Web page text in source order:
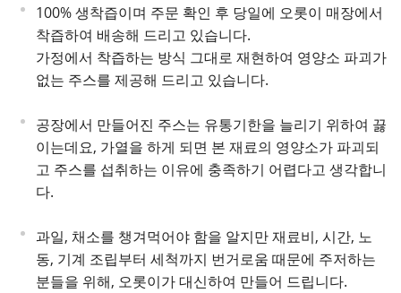
100% 생착즙이며 주문 확인 후 당일에 오롯이 매장에서
착즙하여 배송해 드리고 있습니다.
가정에서 착즙하는 방식 그대로 재현하여 영양소 파괴가
없는 주스를 제공해 드리고 있습니다.
공장에서 만들어진 주스는 유통기한을 늘리기 위하여 끓
이는데요, 가열을 하게 되면 본 재료의 영양소가 파괴되
고 주스를 섭취하는 이유에 충족하기 어렵다고 생각합니
다.
과일, 채소를 챙겨먹어야 함을 알지만 재료비, 시간, 노
동, 기계 조립부터 세척까지 번거로움 때문에 주저하는
분들을 위해, 오롯이가 대신하여 만들어 드립니다.